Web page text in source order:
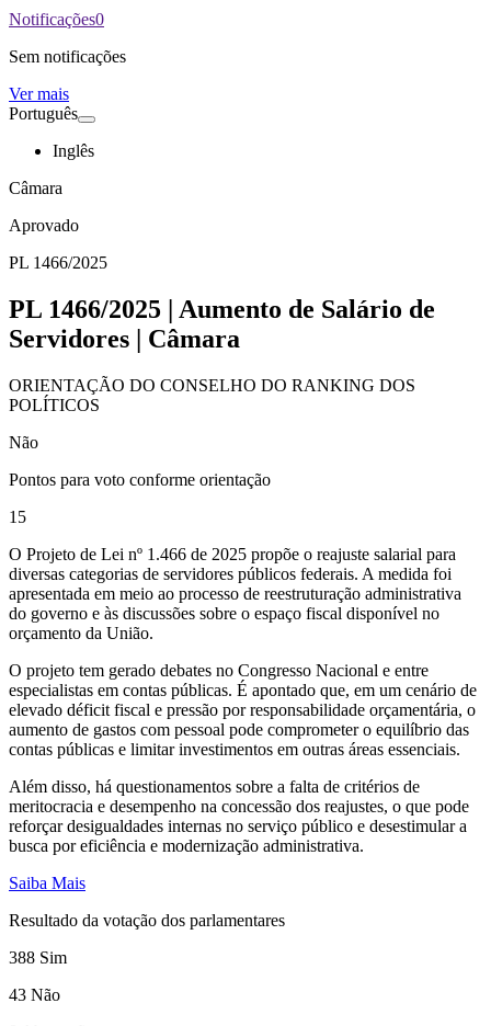
Notificações0
Sem notificações
Ver mais
Português
Inglês
Câmara
Aprovado
PL 1466/2025
PL 1466/2025 | Aumento de Salário de
Servidores | Câmara
ORIENTAÇÃO DO CONSELHO DO RANKING DOS
POLÍTICOS
Não
Pontos para voto conforme orientação
15
O Projeto de Lei nº 1.466 de 2025 propõe o reajuste salarial para
diversas categorias de servidores públicos federais. A medida foi
apresentada em meio ao processo de reestruturação administrativa
do governo e às discussões sobre o espaço fiscal disponível no
orçamento da União.
O projeto tem gerado debates no Congresso Nacional e entre
especialistas em contas públicas. É apontado que, em um cenário de
elevado déficit fiscal e pressão por responsabilidade orçamentária, o
aumento de gastos com pessoal pode comprometer o equilíbrio das
contas públicas e limitar investimentos em outras áreas essenciais.
Além disso, há questionamentos sobre a falta de critérios de
meritocracia e desempenho na concessão dos reajustes, o que pode
reforçar desigualdades internas no serviço público e desestimular a
busca por eficiência e modernização administrativa.
Saiba Mais
Resultado da votação dos parlamentares
388 Sim
43 Não